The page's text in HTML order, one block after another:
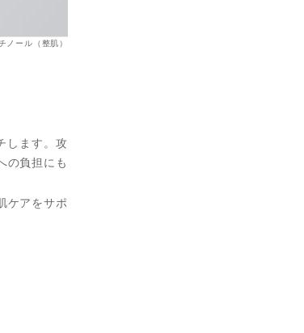
ノール（整肌）
します。攻
の負担にも
ケアをサポ